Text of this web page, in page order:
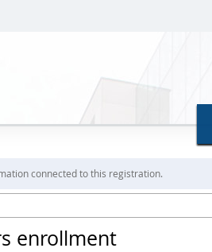
connected to this registration.
enrollment